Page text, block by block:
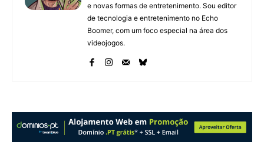
e novas formas de entretenimento. Sou editor
de tecnologia e entretenimento no Echo
Boomer, com um foco especial na área dos
videojogos.